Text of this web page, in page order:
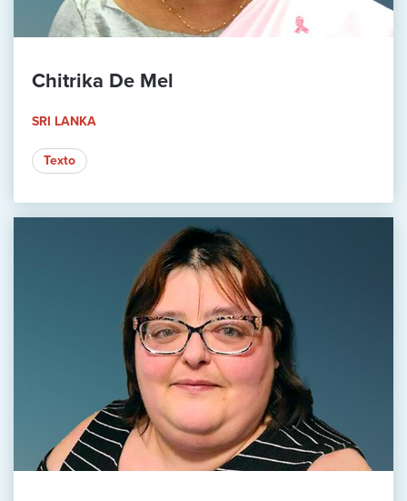
Chitrika De Mel
SRI LANKA
Texto